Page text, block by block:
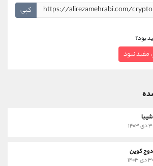
کپی
بود؟
مفید نبود
دوج کوین